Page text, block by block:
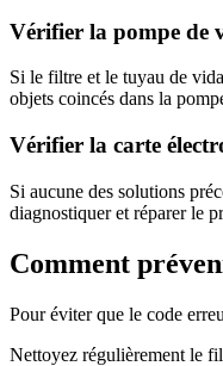
Vérifier la pompe de
Si le filtre et le tuyau de
objets coincés dans la
Vérifier la carte
Si aucune des solutions
diagnostiquer et réparer le
Comment
Pour éviter que le code
Nettoyez régulièrement le